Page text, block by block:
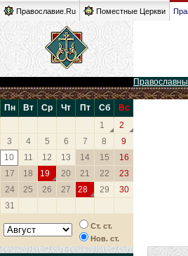
Православие.Ru Поместные Церкви
Пн Вт Ср Чт Пт Сб
Вс
1
2
3
4 5 6 7 8
9
10
11 12 13 14 15
16
17
18 19 20 21 22
23
24
25 26 27 28 29
30
31
Ст. ст.
Нов. ст.